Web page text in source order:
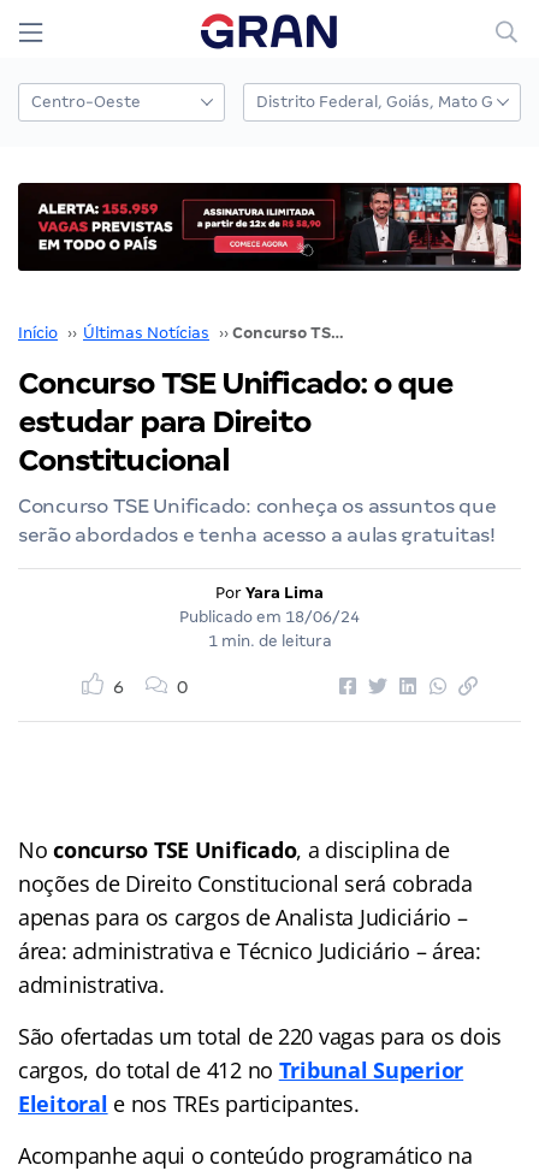
Início ›› Últimas Notícias ›› Concurso TSE Unificado: o que estudar para Direito Constitucional
Concurso TSE Unificado: o que
estudar para Direito
Constitucional
Concurso TSE Unificado: conheça os assuntos que
serão abordados e tenha acesso a aulas gratuitas!
Por Yara Lima
Publicado em 18/06/24
1 min. de leitura
6 0
Noconcurso TSE Unificado, a disciplina de
noções de Direito Constitucional será cobrada
apenas para os cargos de Analista Judiciário –
área: administrativa e Técnico Judiciário – área:
administrativa.
São ofertadas um total de 220 vagas para os dois
cargos, do total de 412 no Tribunal Superior
Eleitoral e nos TREs participantes.
Acompanhe aqui o conteúdo programático na